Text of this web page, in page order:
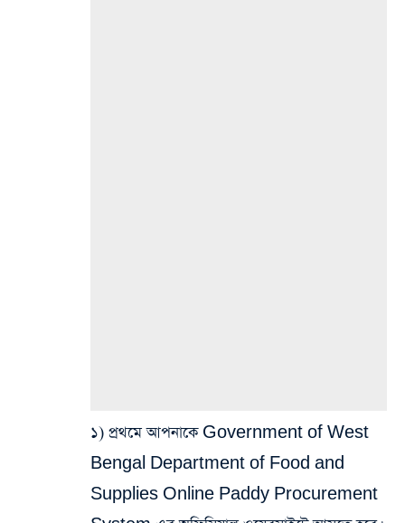
১) প্রথমে আপনাকে Government of West
Bengal Department of Food and
Supplies Online Paddy Procurement